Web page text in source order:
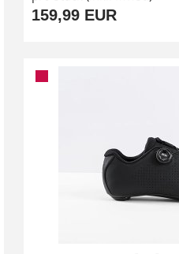
159,99 EUR